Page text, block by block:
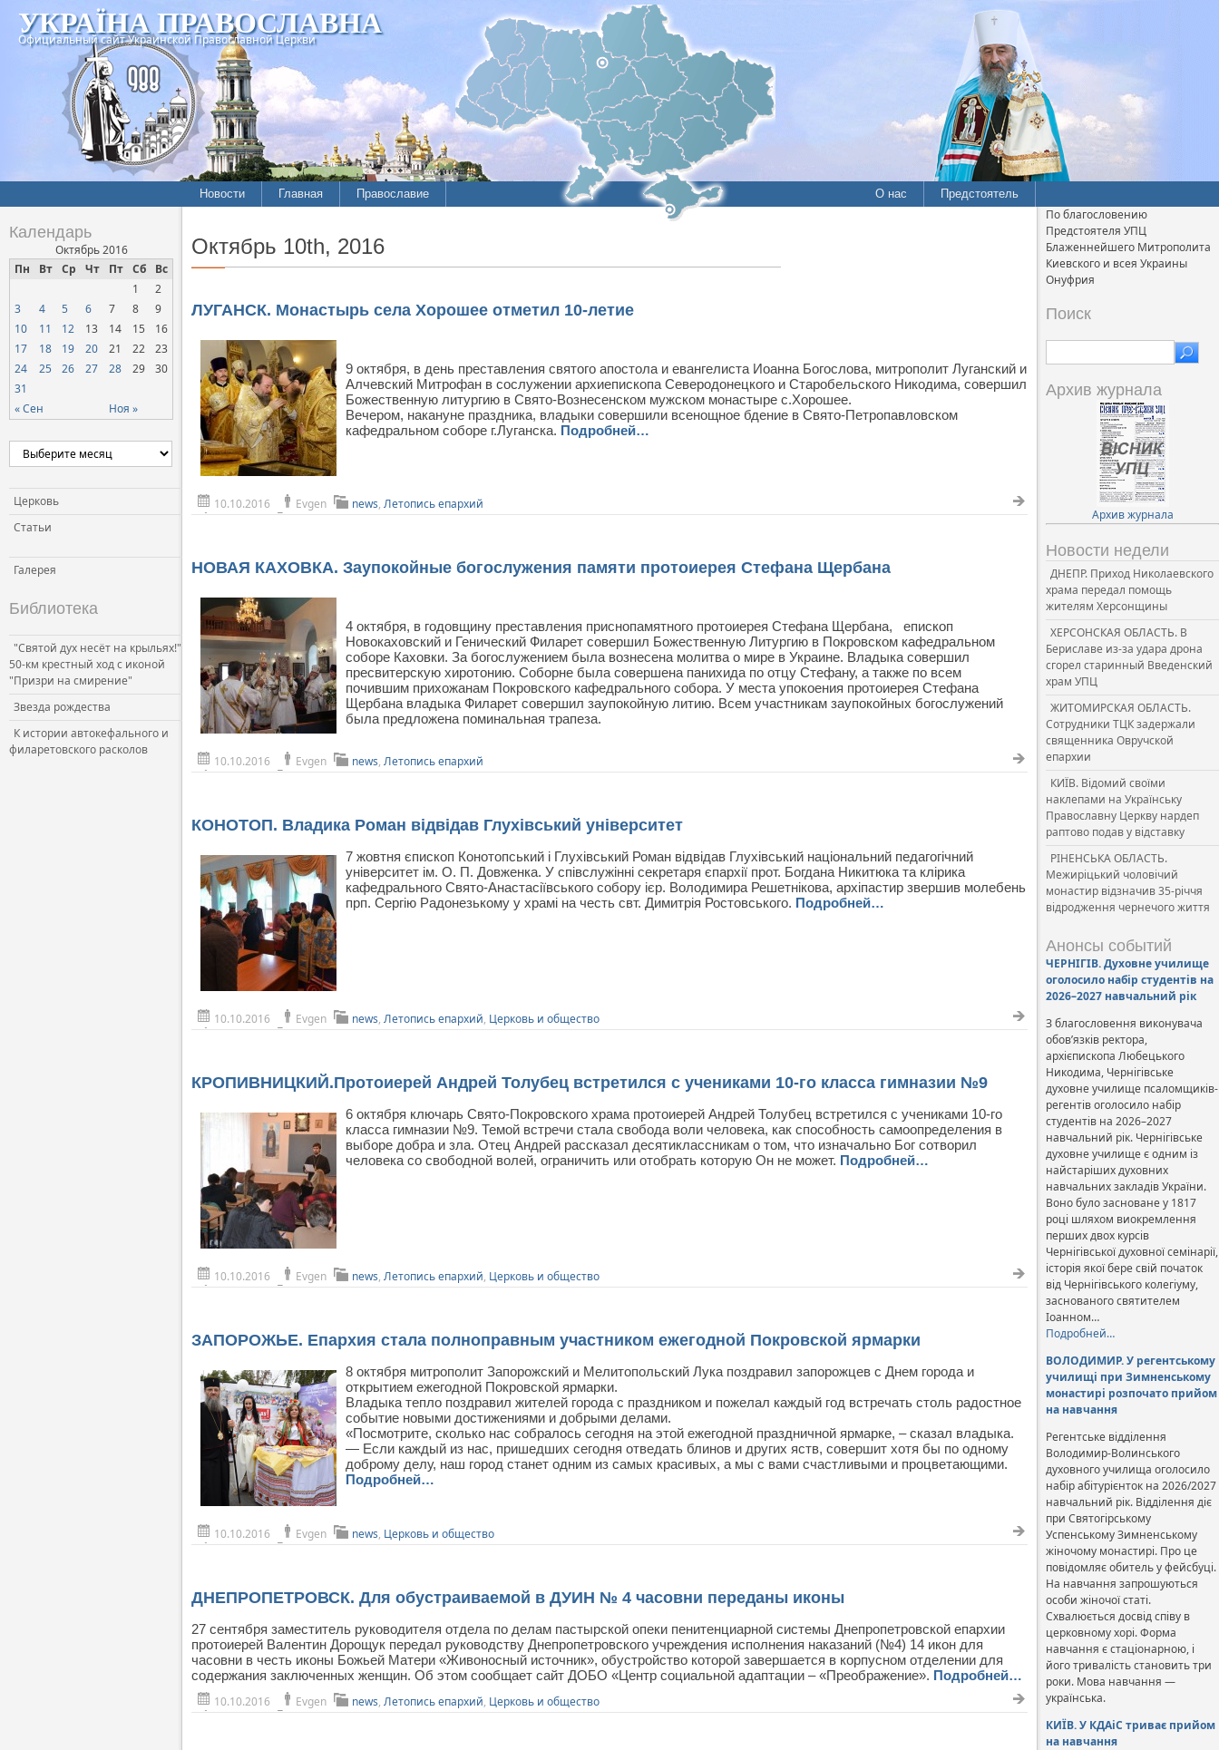
УКРАЇНА ПРАВОСЛАВНА
Официальный сайт Украинской Православной Церкви
Новости
Межконфессиональные
отношения
верующих
Расколы, ереси, секты
СОЦИАЛЬНОЕ
СЛУЖЕНИЕ
Церковь и власть
Церковь и общество
Церковь и СМИ
Главная Православие
История
Митрополиты
О нас Предстоятель
Календарь
Октябрь 2016
Пн
Вт Ср Чт Пт Сб Вс
« Сен Ноя »
1
2
3
4 5 6 7 8
9
10
11 12 13 14 15
16
17
18 19 20 21 22
23
24
25 26 27 28 29
30
31
Церковь
Статьи
Галерея
Библиотека
"Святой дух несёт на крыльях!"
50-км крестный ход с иконой
"Призри на смирение"
Звезда рождества
К истории автокефального и
филаретовского расколов
Октябрь 10th, 2016
ЛУГАНСК. Монастырь села Хорошее отметил 10-летие
9 октября, в день преставления святого апостола и евангелиста Иоанна Богослова, митрополит Луганский и
Алчевский Митрофан в сослужении архиепископа Северодонецкого и Старобельского Никодима, совершил
Божественную литургию в Свято-Вознесенском мужском монастыре с.Хорошее.
Вечером, накануне праздника, владыки совершили всенощное бдение в Свято-Петропавловском
кафедральном соборе г.Луганска. Подробней…
10.10.2016 Evgen news, Летопись епархий
НОВАЯ КАХОВКА. Заупокойные богослужения памяти протоиерея Стефана Щербана
4 октября, в годовщину преставления приснопамятного протоиерея Стефана Щербана, епископ
Новокаховский и Генический Филарет совершил Божественную Литургию в Покровском кафедральном
соборе Каховки. За богослужением была вознесена молитва о мире в Украине. Владыка совершил
пресвитерскую хиротонию. Соборне была совершена панихида по отцу Стефану, а также по всем
почившим прихожанам Покровского кафедрального собора. У места упокоения протоиерея Стефана
Щербана владыка Филарет совершил заупокойную литию. Всем участникам заупокойных богослужений
была предложена поминальная трапеза.
10.10.2016 Evgen news, Летопись епархий
КОНОТОП. Владика Роман відвідав Глухівський університет
7 жовтня єпископ Конотопський і Глухівський Роман відвідав Глухівський національний педагогічний
університет ім. О. П. Довженка. У співслужінні секретаря єпархії прот. Богдана Никитюка та клірика
кафедрального Свято-Анастасіївського собору ієр. Володимира Решетнікова, архіпастир звершив молебень
прп. Сергію Радонезькому у храмі на честь свт. Димитрія Ростовського. Подробней…
10.10.2016 Evgen news, Летопись епархий, Церковь и общество
КРОПИВНИЦКИЙ.Протоиерей Андрей Толубец встретился с учениками 10-го класса гимназии №9
6 октября ключарь Свято-Покровского храма протоиерей Андрей Толубец встретился с учениками 10-го
класса гимназии №9. Темой встречи стала свобода воли человека, как способность самоопределения в
выборе добра и зла. Отец Андрей рассказал десятиклассникам о том, что изначально Бог сотворил
человека со свободной волей, ограничить или отобрать которую Он не может. Подробней…
10.10.2016 Evgen news, Летопись епархий, Церковь и общество
ЗАПОРОЖЬЕ. Епархия стала полноправным участником ежегодной Покровской ярмарки
8 октября митрополит Запорожский и Мелитопольский Лука поздравил запорожцев с Днем города и
открытием ежегодной Покровской ярмарки.
Владыка тепло поздравил жителей города с праздником и пожелал каждый год встречать столь радостное
событие новыми достижениями и добрыми делами.
«Посмотрите, сколько нас собралось сегодня на этой ежегодной праздничной ярмарке, – сказал владыка.
— Если каждый из нас, пришедших сегодня отведать блинов и других яств, совершит хотя бы по одному
доброму делу, наш город станет одним из самых красивых, а мы с вами счастливыми и процветающими.
Подробней…
10.10.2016 Evgen news, Церковь и общество
ДНЕПРОПЕТРОВСК. Для обустраиваемой в ДУИН № 4 часовни переданы иконы
27 сентября заместитель руководителя отдела по делам пастырской опеки пенитенциарной системы Днепропетровской епархии
протоиерей Валентин Дорощук передал руководству Днепропетровского учреждения исполнения наказаний (№4) 14 икон для
часовни в честь иконы Божьей Матери «Живоносный источник», обустройство которой завершается в корпусном отделении для
содержания заключенных женщин. Об этом сообщает сайт ДОБО «Центр социальной адаптации – «Преображение». Подробней…
10.10.2016
Evgen news, Летопись епархий, Церковь и общество
По благословению
Предстоятеля УПЦ
Блаженнейшего Митрополита
Киевского и всея Украины
Онуфрия
Поиск
Архив журнала
Архив журнала
Новости недели
ДНЕПР. Приход Николаевского
храма передал помощь
жителям Херсонщины
ХЕРСОНСКАЯ ОБЛАСТЬ. В
Бериславе из-за удара дрона
сгорел старинный Введенский
храм УПЦ
ЖИТОМИРСКАЯ ОБЛАСТЬ.
Сотрудники ТЦК задержали
священника Овручской
епархии
КИЇВ. Відомий своїми
наклепами на Українську
Православну Церкву нардеп
раптово подав у відставку
РІНЕНСЬКА ОБЛАСТЬ.
Межиріцький чоловічий
монастир відзначив 35-річчя
відродження чернечого життя
Анонсы событий
ЧЕРНІГІВ. Духовне училище
оголосило набір студентів на
2026–2027 навчальний рік
З благословення виконувача
обов’язків ректора,
архієпископа Любецького
Никодима, Чернігівське
духовне училище псаломщиків-
регентів оголосило набір
студентів на 2026–2027
навчальний рік. Чернігівське
духовне училище є одним із
найстаріших духовних
навчальних закладів України.
Воно було засноване у 1817
році шляхом виокремлення
перших двох курсів
Чернігівської духовної семінарії,
історія якої бере свій початок
від Чернігівського колегіуму,
заснованого святителем
Іоанном…
Подробней…
ВОЛОДИМИР. У регентському
училищі при Зимненському
монастирі розпочато прийом
на навчання
Регентське відділення
Володимир-Волинського
духовного училища оголосило
набір абітурієнток на 2026/2027
навчальний рік. Відділення діє
при Святогірському
Успенському Зимненському
жіночому монастирі. Про це
повідомляє обитель у фейсбуці.
На навчання запрошуються
особи жіночої статі.
Схвалюється досвід співу в
церковному хорі. Форма
навчання є стаціонарною, і
його тривалість становить три
роки. Мова навчання —
українська.
КИЇВ. У КДАіС триває прийом
на навчання